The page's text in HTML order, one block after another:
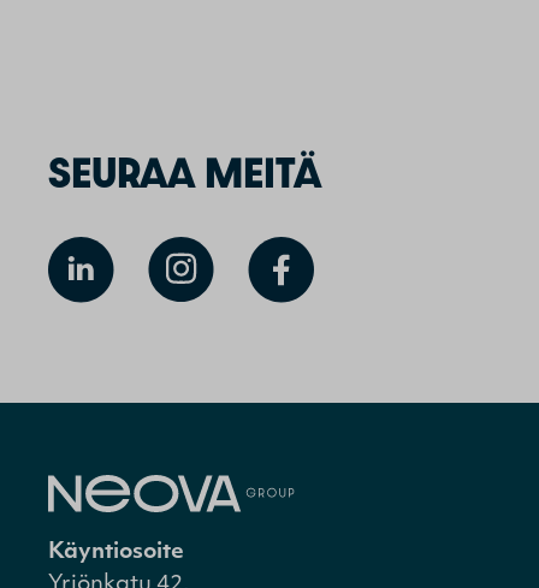
SEURAA MEITÄ
Käyntiosoite